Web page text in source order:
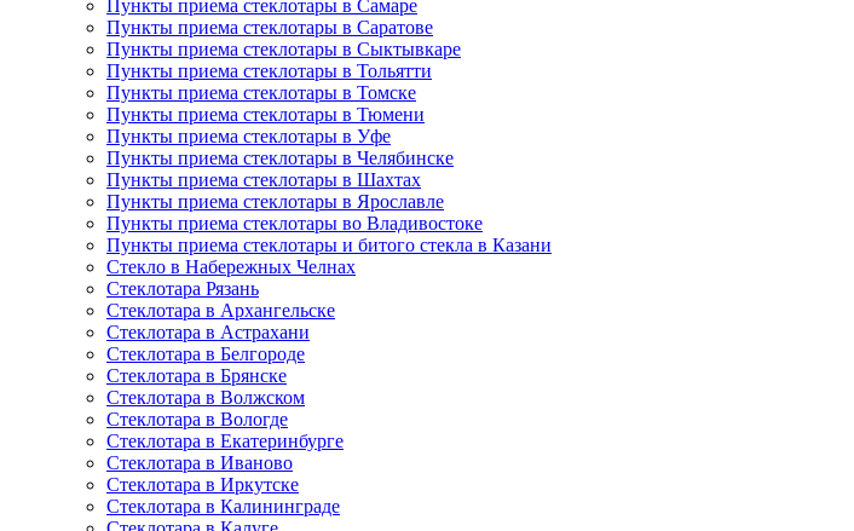
Пункты приема стеклотары в Самаре
Пункты приема стеклотары в Саратове
Пункты приема стеклотары в Сыктывкаре
Пункты приема стеклотары в Тольятти
Пункты приема стеклотары в Томске
Пункты приема стеклотары в Тюмени
Пункты приема стеклотары в Уфе
Пункты приема стеклотары в Челябинске
Пункты приема стеклотары в Шахтах
Пункты приема стеклотары в Ярославле
Пункты приема стеклотары во Владивостоке
Пункты приема стеклотары и битого стекла в Казани
Стекло в Набережных Челнах
Стеклотара Рязань
Стеклотара в Архангельске
Стеклотара в Астрахани
Стеклотара в Белгороде
Стеклотара в Брянске
Стеклотара в Волжском
Стеклотара в Вологде
Стеклотара в Екатеринбурге
Стеклотара в Иваново
Стеклотара в Иркутске
Стеклотара в Калининграде